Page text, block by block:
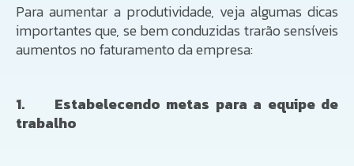
Para aumentar a produtividade, veja algumas dicas
importantes que, se bem conduzidas trarão sensíveis
aumentos no faturamento da empresa:
1. Estabelecendo metas para a equipe de
trabalho